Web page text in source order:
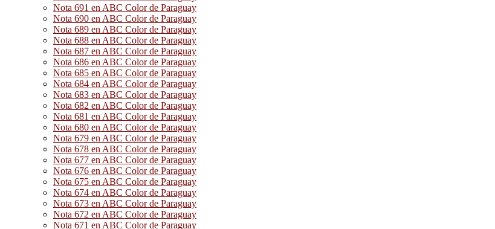
Nota 691 en ABC Color de Paraguay
Nota 690 en ABC Color de Paraguay
Nota 689 en ABC Color de Paraguay
Nota 688 en ABC Color de Paraguay
Nota 687 en ABC Color de Paraguay
Nota 686 en ABC Color de Paraguay
Nota 685 en ABC Color de Paraguay
Nota 684 en ABC Color de Paraguay
Nota 683 en ABC Color de Paraguay
Nota 682 en ABC Color de Paraguay
Nota 681 en ABC Color de Paraguay
Nota 680 en ABC Color de Paraguay
Nota 679 en ABC Color de Paraguay
Nota 678 en ABC Color de Paraguay
Nota 677 en ABC Color de Paraguay
Nota 676 en ABC Color de Paraguay
Nota 675 en ABC Color de Paraguay
Nota 674 en ABC Color de Paraguay
Nota 673 en ABC Color de Paraguay
Nota 672 en ABC Color de Paraguay
Nota 671 en ABC Color de Paraguay